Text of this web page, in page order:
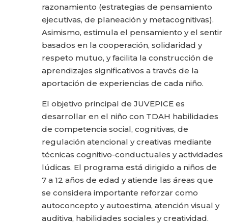
razonamiento (estrategias de pensamiento
ejecutivas, de planeación y metacognitivas).
Asimismo, estimula el pensamiento y el sentir
basados en la cooperación, solidaridad y
respeto mutuo, y facilita la construcción de
aprendizajes significativos a través de la
aportación de experiencias de cada niño.
El objetivo principal de JUVEPICE es
desarrollar en el niño con TDAH habilidades
de competencia social, cognitivas, de
regulación atencional y creativas mediante
técnicas cognitivo-conductuales y actividades
lúdicas. El programa está dirigido a niños de
7 a 12 años de edad y atiende las áreas que
se considera importante reforzar como
autoconcepto y autoestima, atención visual y
auditiva, habilidades sociales y creatividad.